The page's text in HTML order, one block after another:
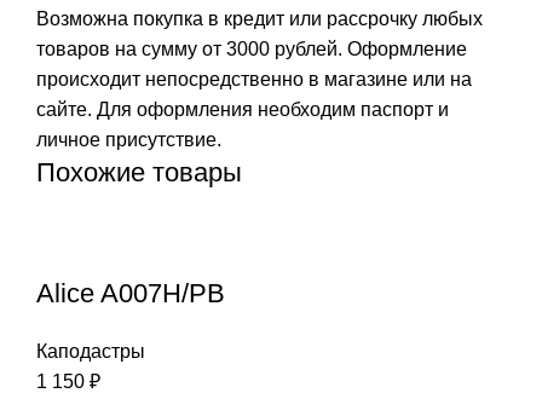
Возможна покупка в кредит или рассрочку любых
товаров на сумму от 3000 рублей. Оформление
происходит непосредственно в магазине или на
сайте. Для оформления необходим паспорт и
личное присутствие.
Похожие товары
Alice A007H/PB
Каподастры
1 150 ₽